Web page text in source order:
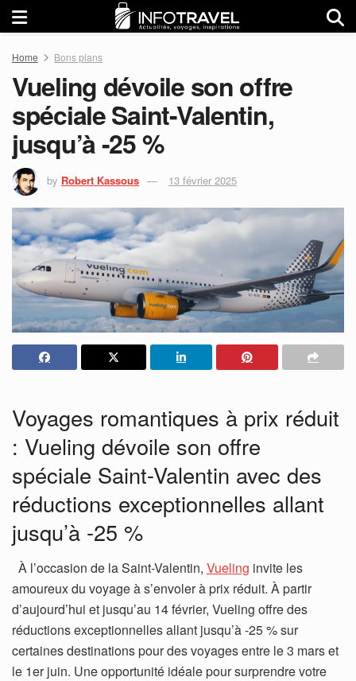
Home Bons plans
Vueling dévoile son offre
spéciale Saint-Valentin,
jusqu’à -25 %
by Robert Kassous 13 février 2025
Voyages romantiques à prix réduit
: Vueling dévoile son offre
spéciale Saint-Valentin avec des
réductions exceptionnelles allant
jusqu’à -25 %
À l’occasion de la Saint-Valentin, Vueling invite les
amoureux du voyage à s’envoler à prix réduit. À partir
d’aujourd’hui et jusqu’au 14 février, Vueling offre des
réductions exceptionnelles allant jusqu’à -25 % sur
certaines destinations pour des voyages entre le 3 mars et
le 1er juin. Une opportunité idéale pour surprendre votre